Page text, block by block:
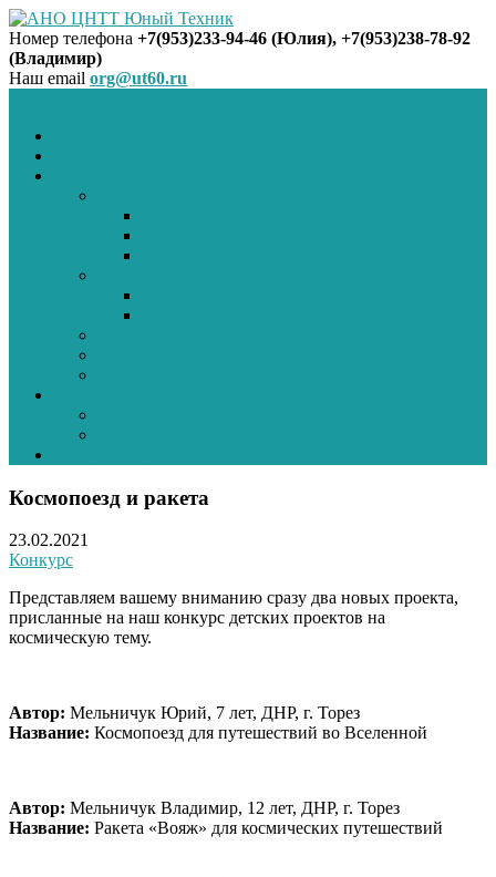
АНО ЦНТТ Юный Техник
Номер телефона +7(953)233-94-46 (Юлия), +7(953)238-78-92
(Владимир)
Наш email org@ut60.ru
Космопоезд и ракета
23.02.2021
Конкурс
Представляем вашему вниманию сразу два новых проекта,
присланные на наш конкурс детских проектов на
космическую тему.
Автор: Мельничук Юрий, 7 лет, ДНР, г. Торез
Название: Космопоезд для путешествий во Вселенной
Автор: Мельничук Владимир, 12 лет, ДНР, г. Торез
Название: Ракета «Вояж» для космических путешествий